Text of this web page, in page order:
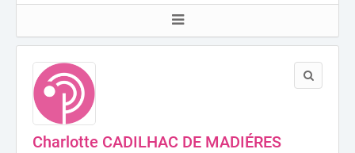
Charlotte CADILHAC DE MADIÉRES